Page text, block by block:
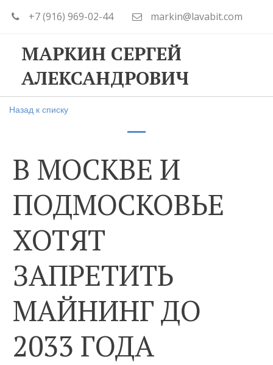
+7 (916) 969-02-44 markin@lavabit.com
МАРКИН СЕРГЕЙ
АЛЕКСАНДРОВИЧ
Назад к списку
В МОСКВЕ И
ПОДМОСКОВЬЕ
ХОТЯТ
ЗАПРЕТИТЬ
МАЙНИНГ ДО
2033 ГОДА